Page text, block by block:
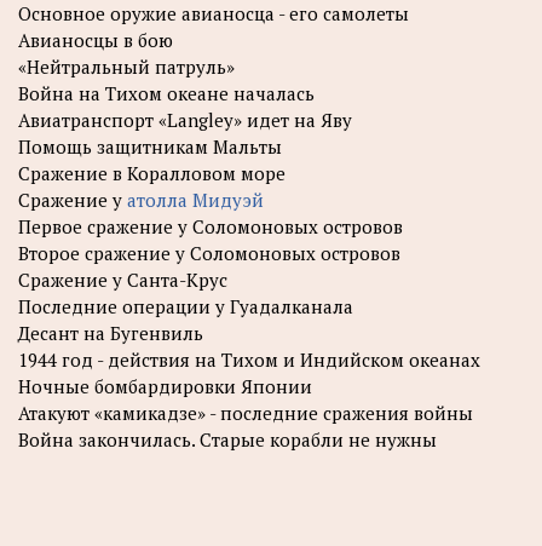
Основное оружие авианосца - его самолеты
Авианосцы в бою
«Нейтральный патруль»
Война на Тихом океане началась
Авиатранспорт «Langley» идет на Яву
Помощь защитникам Мальты
Сражение в Коралловом море
Сражение у атолла Мидуэй
Первое сражение у Соломоновых островов
Второе сражение у Соломоновых островов
Сражение у Санта-Крус
Последние операции у Гуадалканала
Десант на Бугенвиль
1944 год - действия на Тихом и Индийском океанах
Ночные бомбардировки Японии
Атакуют «камикадзе» - последние сражения войны
Война закончилась. Старые корабли не нужны